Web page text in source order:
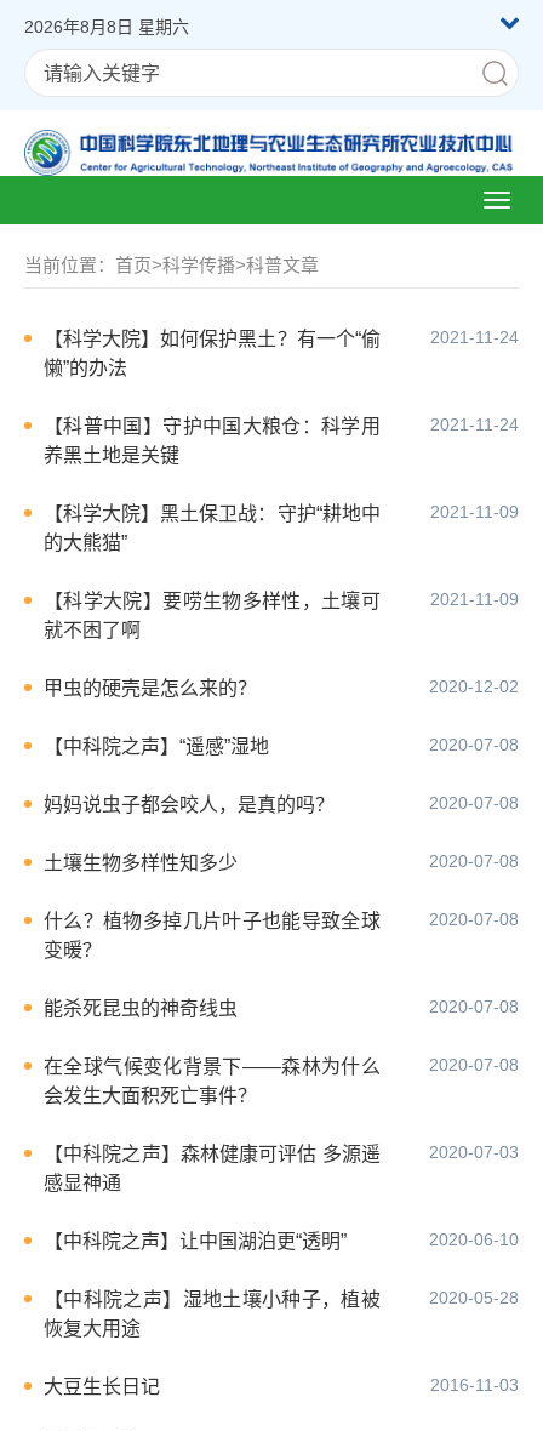
2026年8月8日 星期六
当前位置： 首页>科学传播>科普文章
【科学大院】如何保护黑土？有一个“偷
懒”的办法
2021-11-24
【科普中国】守护中国大粮仓：科学用
养黑土地是关键
2021-11-24
【科学大院】黑土保卫战：守护“耕地中
的大熊猫”
2021-11-09
【科学大院】要唠生物多样性，土壤可
就不困了啊
2021-11-09
甲虫的硬壳是怎么来的？ 2020-12-02
【中科院之声】“遥感”湿地 2020-07-08
妈妈说虫子都会咬人，是真的吗？ 2020-07-08
土壤生物多样性知多少 2020-07-08
什么？植物多掉几片叶子也能导致全球
变暖？
2020-07-08
能杀死昆虫的神奇线虫 2020-07-08
在全球气候变化背景下——森林为什么
会发生大面积死亡事件？
2020-07-08
【中科院之声】森林健康可评估 多源遥
感显神通
2020-07-03
【中科院之声】让中国湖泊更“透明” 2020-06-10
【中科院之声】湿地土壤小种子，植被
恢复大用途
2020-05-28
大豆生长日记 2016-11-03